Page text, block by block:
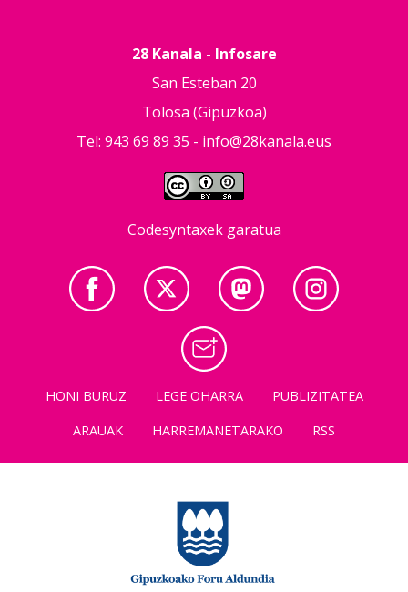
28 Kanala - Infosare
San Esteban 20
Tolosa (Gipuzkoa)
Tel: 943 69 89 35 - info@28kanala.eus
Codesyntaxek garatua
HONI BURUZ LEGE OHARRA
PUBLIZITATEA
ARAUAK
HARREMANETARAKO RSS